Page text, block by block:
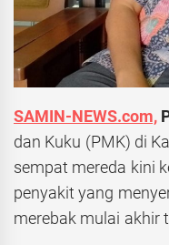
SAMIN-NEWS.com,
dan Kuku (PMK) di
sempat mereda kini
penyakit yang
merebak mulai akhir